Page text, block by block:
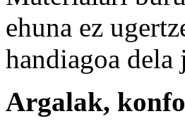
ehuna ez
handiagoa dela
Argalak,